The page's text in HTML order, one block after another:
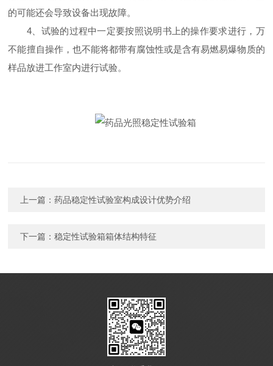
的可能还会导致设备出现故障。
4、试验的过程中一定要按照说明书上的操作要求进行，万
不能擅自操作，也不能将都带有腐蚀性或是含有易燃易爆物质的
样品放进工作室内进行试验。
上一篇：药品稳定性试验室构成设计优势介绍
下一篇：稳定性试验箱箱体结构特征